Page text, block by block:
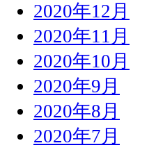
2020年12月
2020年11月
2020年10月
2020年9月
2020年8月
2020年7月